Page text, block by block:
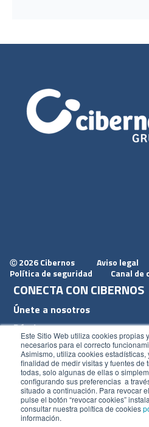
Este Sitio Web utiliza cookies propias
necesarios para el correcto
Asimismo, utiliza cookies
finalidad de medir visitas y fuentes de
todas, solo algunas de ellas o
configurando sus preferencias a
situado a continuación. Para revocar
pulse el botón “revocar cookies”
consultar nuestra política de cookies
información.
Ⓒ 2026 Cibernos Aviso legal
Política de seguridad
Canal de
CONECTA CON CIBERNOS
Únete a nosotros
Dónde estamos
Conoce nuestro blog
ACCESOS